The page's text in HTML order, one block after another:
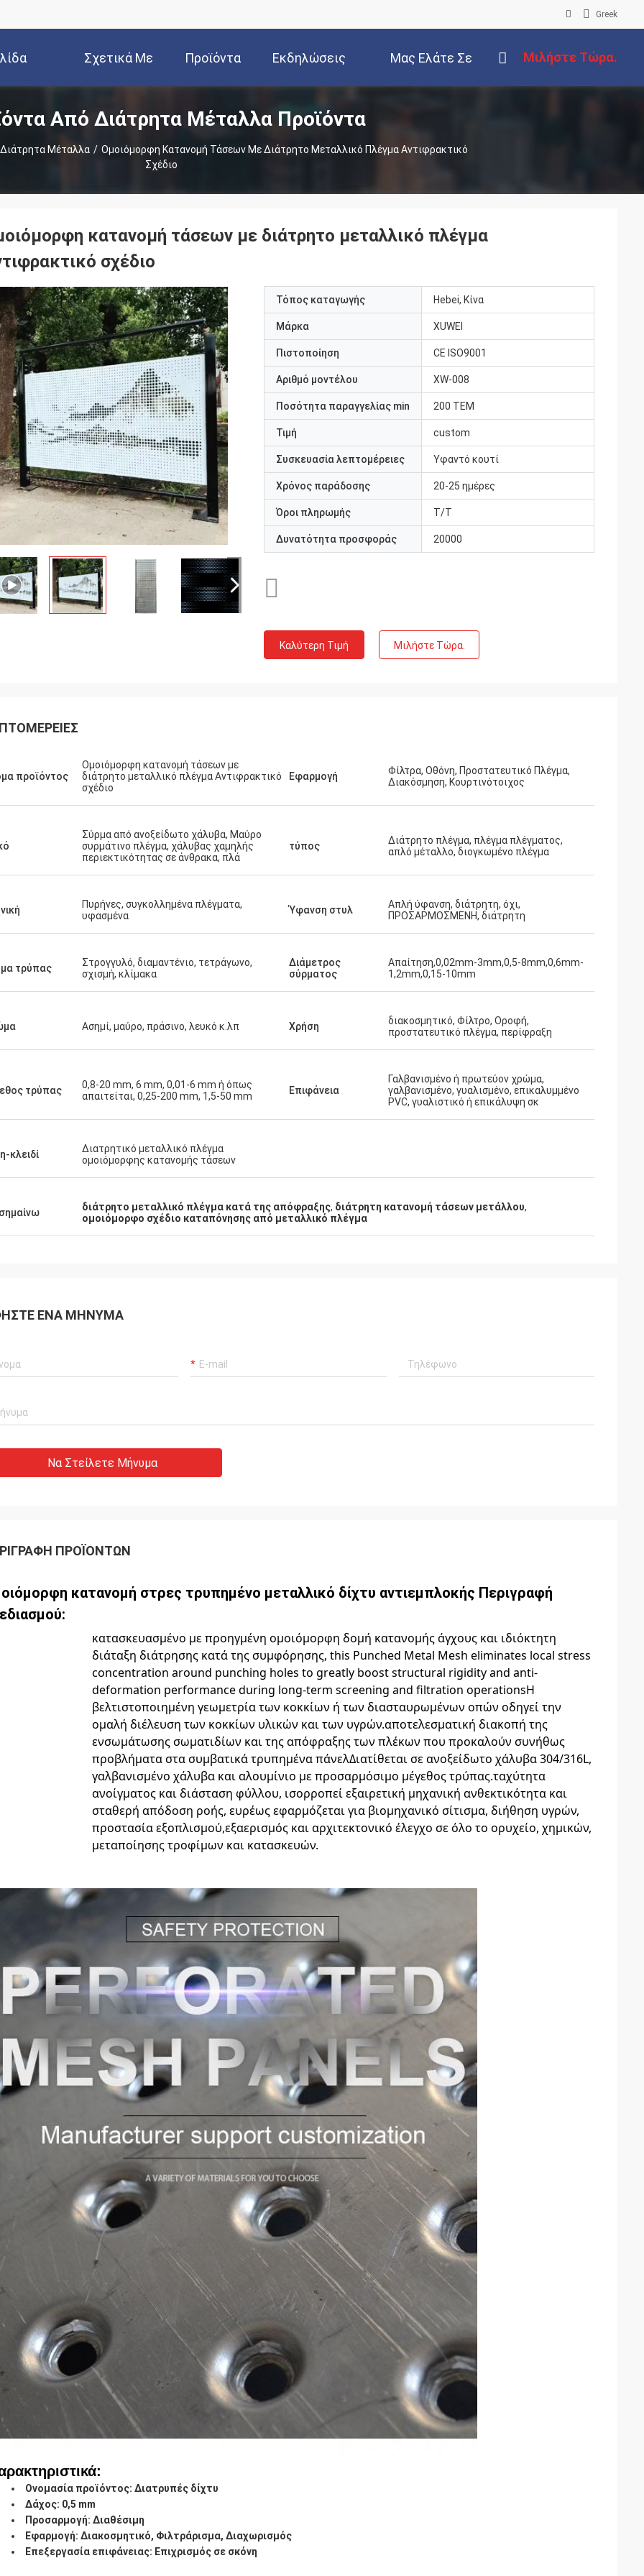
Greek
Σχετικά Με
Εμάς
Προϊόντα Εκδηλώσεις Μας Ελάτε Σε Μιλήστε Τώρα.
Από Διάτρητα Μέταλλα Προϊόντα
Μέταλλα / Ομοιόμορφη Κατανομή Τάσεων Με Διάτρητο Μεταλλικό Πλέγμα Αντιφρακτικό
Σχέδιο
κατανομή τάσεων με διάτρητο μεταλλικό πλέγμα
σχέδιο
Τόπος καταγωγής Hebei, Κίνα
Μάρκα XUWEI
Πιστοποίηση CE ISO9001
Αριθμό μοντέλου XW-008
Ποσότητα παραγγελίας min 200 ΤΕΜ
Τιμή custom
Συσκευασία λεπτομέρειες Υφαντό κουτί
Χρόνος παράδοσης 20-25 ημέρες
Όροι πληρωμής T/T
Δυνατότητα προσφοράς 20000
Καλύτερη Τιμή Μιλήστε Τώρα.
προϊόντος
Ομοιόμορφη κατανομή τάσεων με
διάτρητο μεταλλικό πλέγμα Αντιφρακτικό
σχέδιο
Εφαρμογή
Φίλτρα, Οθόνη, Προστατευτικό Πλέγμα,
Διακόσμηση, Κουρτινότοιχος
Σύρμα από ανοξείδωτο χάλυβα, Μαύρο
συρμάτινο πλέγμα, χάλυβας χαμηλής
περιεκτικότητας σε άνθρακα, πλά
τύπος
Διάτρητο πλέγμα, πλέγμα πλέγματος,
απλό μέταλλο, διογκωμένο πλέγμα
Πυρήνες, συγκολλημένα πλέγματα,
υφασμένα
Ύφανση στυλ
Απλή ύφανση, διάτρητη, όχι,
ΠΡΟΣΑΡΜΟΣΜΕΝΗ, διάτρητη
τρύπας
Στρογγυλό, διαμαντένιο, τετράγωνο,
σχισμή, κλίμακα
Διάμετρος
σύρματος
Απαίτηση,0,02mm-3mm,0,5-8mm,0,6mm-
1,2mm,0,15-10mm
Ασημί, μαύρο, πράσινο, λευκό κ.λπ Χρήση
διακοσμητικό, Φίλτρο, Οροφή,
προστατευτικό πλέγμα, περίφραξη
τρύπας
0,8-20 mm, 6 mm, 0,01-6 mm ή όπως
απαιτείται, 0,25-200 mm, 1,5-50 mm
Επιφάνεια
Γαλβανισμένο ή πρωτεύον χρώμα,
γαλβανισμένο, γυαλισμένο, επικαλυμμένο
PVC, γυαλιστικό ή επικάλυψη σκ
κλειδί
Διατρητικό μεταλλικό πλέγμα
ομοιόμορφης κατανομής τάσεων
διάτρητο μεταλλικό πλέγμα κατά της απόφραξης, διάτρητη κατανομή τάσεων μετάλλου,
ομοιόμορφο σχέδιο καταπόνησης από μεταλλικό πλέγμα
ΈΝΑ ΜΉΝΥΜΑ
Να Στείλετε Μήνυμα
ΠΡΟΪΌΝΤΩΝ
κατανομή στρες τρυπημένο μεταλλικό δίχτυ αντιεμπλοκής Περιγραφή
κατασκευασμένο με προηγμένη ομοιόμορφη δομή κατανομής άγχους και ιδιόκτητη
διάταξη διάτρησης κατά της συμφόρησης, this Punched Metal Mesh eliminates local stress
concentration around punching holes to greatly boost structural rigidity and anti-
deformation performance during long-term screening and filtration operationsΗ
βελτιστοποιημένη γεωμετρία των κοκκίων ή των διασταυρωμένων οπών οδηγεί την
ομαλή διέλευση των κοκκίων υλικών και των υγρών.αποτελεσματική διακοπή της
ενσωμάτωσης σωματιδίων και της απόφραξης των πλέκων που προκαλούν συνήθως
προβλήματα στα συμβατικά τρυπημένα πάνελΔιατίθεται σε ανοξείδωτο χάλυβα 304/316L,
γαλβανισμένο χάλυβα και αλουμίνιο με προσαρμόσιμο μέγεθος τρύπας.ταχύτητα
ανοίγματος και διάσταση φύλλου, ισορροπεί εξαιρετική μηχανική ανθεκτικότητα και
σταθερή απόδοση ροής, ευρέως εφαρμόζεται για βιομηχανικό σίτισμα, διήθηση υγρών,
προστασία εξοπλισμού,εξαερισμός και αρχιτεκτονικό έλεγχο σε όλο το ορυχείο, χημικών,
μεταποίησης τροφίμων και κατασκευών.
Ονομασία προϊόντος: Διατρυπές δίχτυ
Δάχος: 0,5 mm
Προσαρμογή: Διαθέσιμη
Εφαρμογή: Διακοσμητικό, Φιλτράρισμα, Διαχωρισμός
Επεξεργασία επιφάνειας: Επιχρισμός σε σκόνη